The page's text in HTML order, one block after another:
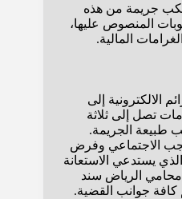
جريمة من هذه
المنصوص عليها،
المالية.
الالكترونية إلى
تصل إلى ثلاثة
طبيعة الجريمة.
الاجتماعي وفرض
يستدعي الاستعانة
الرياض سند
كافة جوانب القضية.